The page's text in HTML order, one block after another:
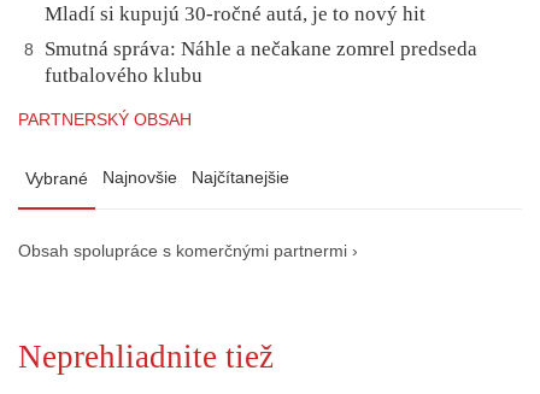
Mladí si kupujú 30-ročné autá, je to nový hit
8
Smutná správa: Náhle a nečakane zomrel predseda
futbalového klubu
PARTNERSKÝ OBSAH
Vybrané Najnovšie Najčítanejšie
Obsah spolupráce s komerčnými partnermi ›
Neprehliadnite tiež